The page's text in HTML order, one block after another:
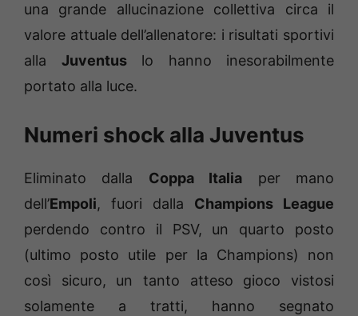
una grande allucinazione collettiva circa il
valore attuale dell’allenatore: i risultati sportivi
alla Juventuslo hanno inesorabilmente
portato alla luce.
Numeri shock alla Juventus
Eliminato dalla Coppa Italia per mano
dell’Empoli, fuori dalla Champions League
perdendo contro il PSV, un quarto posto
(ultimo posto utile per la Champions) non
così sicuro, un tanto atteso gioco vistosi
solamente a tratti, hanno segnato